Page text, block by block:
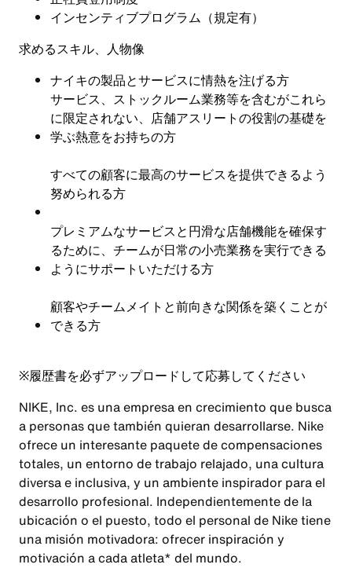
インセンティブプログラム（規定有）
求めるスキル、人物像
ナイキの製品とサービスに情熱を注げる方
サービス、ストックルーム業務等を含むがこれら
に限定されない、店舗アスリートの役割の基礎を
学ぶ熱意をお持ちの方
すべての顧客に最高のサービスを提供できるよう
努められる方
プレミアムなサービスと円滑な店舗機能を確保す
るために、チームが日常の小売業務を実行できる
ようにサポートいただける方
顧客やチームメイトと前向きな関係を築くことが
できる方
※履歴書を必ずアップロードして応募してください
NIKE, Inc. es una empresa en crecimiento que busca
a personas que también quieran desarrollarse. Nike
ofrece un interesante paquete de compensaciones
totales, un entorno de trabajo relajado, una cultura
diversa e inclusiva, y un ambiente inspirador para el
desarrollo profesional. Independientemente de la
ubicación o el puesto, todo el personal de Nike tiene
una misión motivadora: ofrecer inspiración y
motivación a cada atleta* del mundo.